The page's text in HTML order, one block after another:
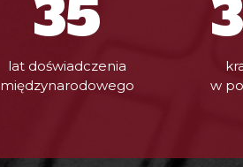
35
lat doświadczenia
międzynarodowego
w